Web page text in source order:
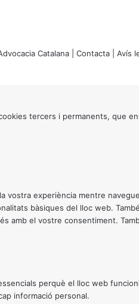
Catalana | Contacta Avís
tercers i permanents, que
experiència mentre
bàsiques del lloc web.
amb el vostre consentiment.
perquè el lloc web
informació personal.